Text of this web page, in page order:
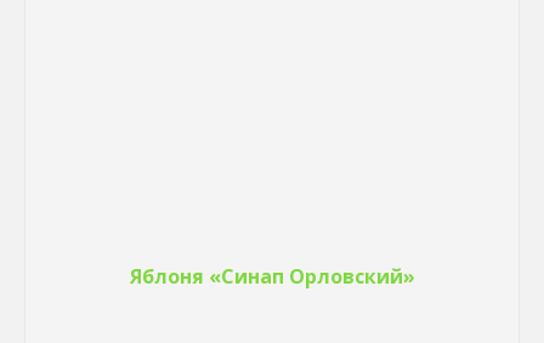
Яблоня «Синап Орловский»